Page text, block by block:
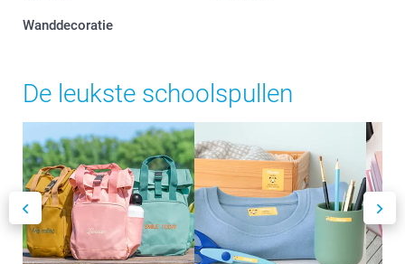
Wanddecoratie
De leukste schoolspullen